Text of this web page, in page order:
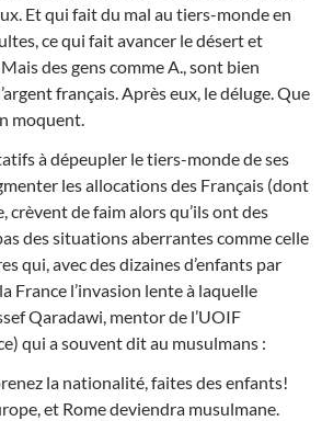
Et qui fait du mal au tiers-monde en
ce qui fait avancer le désert et
des gens comme A., sont bien
français. Après eux, le déluge. Que
moquent.
à dépeupler le tiers-monde de ses
les allocations des Français (dont
crèvent de faim alors qu’ils ont des
des situations aberrantes comme celle
qui, avec des dizaines d’enfants par
France l’invasion lente à laquelle
Qaradawi, mentor de l’UOIF
qui a souvent dit au musulmans :
la nationalité, faites des enfants!
et Rome deviendra musulmane.